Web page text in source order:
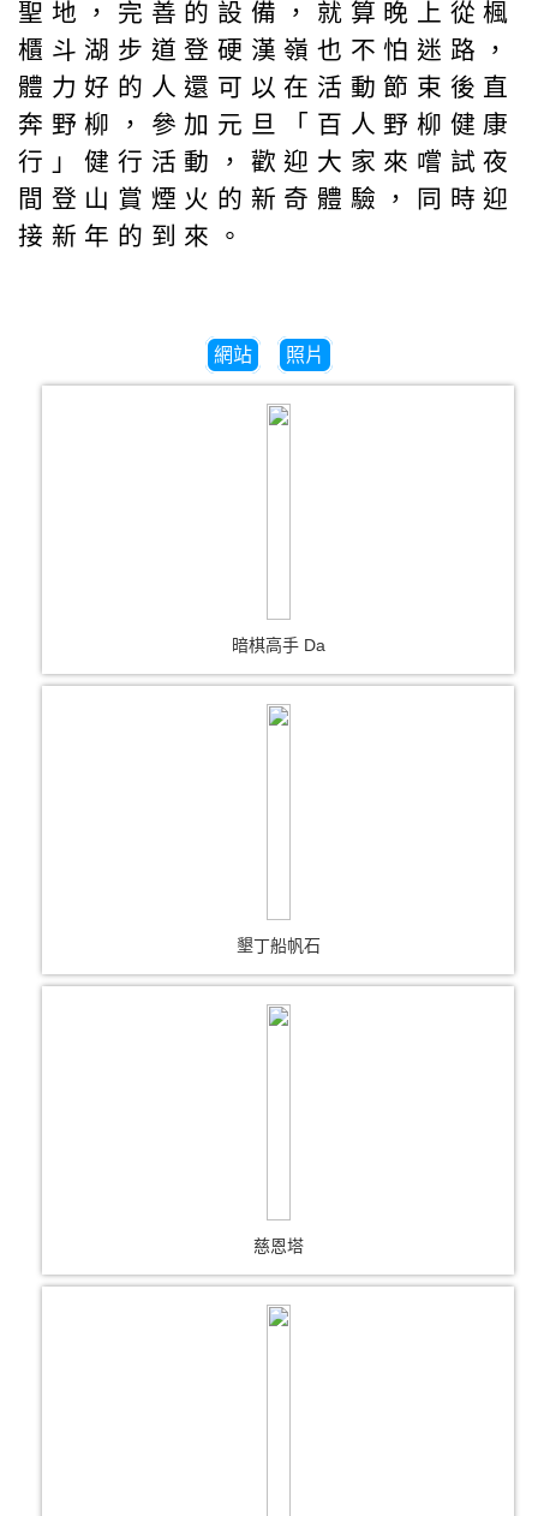
聖地，完善的設備，就算晚上從楓
櫃斗湖步道登硬漢嶺也不怕迷路，
體力好的人還可以在活動節束後直
奔野柳，參加元旦「百人野柳健康
行」健行活動，歡迎大家來嚐試夜
間登山賞煙火的新奇體驗，同時迎
接新年的到來。
網站 照片
暗棋高手 Da
墾丁船帆石
慈恩塔